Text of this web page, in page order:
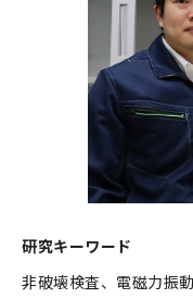
研究キーワード
非破壊検査、電磁力振